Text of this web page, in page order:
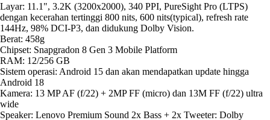
Layar: 11.1", 3.2K (3200x2000), 340 PPI, PureSight Pro (LTPS)
dengan kecerahan tertinggi 800 nits, 600 nits(typical), refresh rate
144Hz, 98% DCI-P3, dan didukung Dolby Vision.
Berat: 458g
Chipset: Snapgradon 8 Gen 3 Mobile Platform
RAM: 12/256 GB
Sistem operasi: Android 15 dan akan mendapatkan update hingga
Android 18
Kamera: 13 MP AF (f/22) + 2MP FF (micro) dan 13M FF (f/22) ultra
wide
Speaker: Lenovo Premium Sound 2x Bass + 2x Tweeter: Dolby